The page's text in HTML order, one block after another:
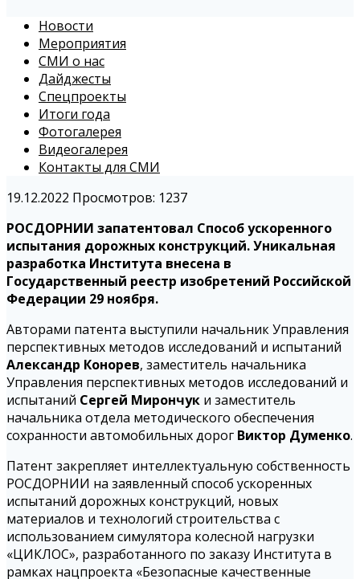
Новости
Мероприятия
СМИ о нас
Дайджесты
Спецпроекты
Итоги года
Фотогалерея
Видеогалерея
Контакты для СМИ
19.12.2022 Просмотров: 1237
РОСДОРНИИ запатентовал Способ ускоренного
испытания дорожных конструкций. Уникальная
разработка Института внесена в
Государственный реестр изобретений Российской
Федерации 29 ноября.
Авторами патента выступили начальник Управления
перспективных методов исследований и испытаний
Александр Конорев, заместитель начальника
Управления перспективных методов исследований и
испытаний Сергей Мирончук и заместитель
начальника отдела методического обеспечения
сохранности автомобильных дорог Виктор Думенко.
Патент закрепляет интеллектуальную собственность
РОСДОРНИИ на заявленный способ ускоренных
испытаний дорожных конструкций, новых
материалов и технологий строительства с
использованием симулятора колесной нагрузки
«ЦИКЛОС», разработанного по заказу Института в
рамках нацпроекта «Безопасные качественные